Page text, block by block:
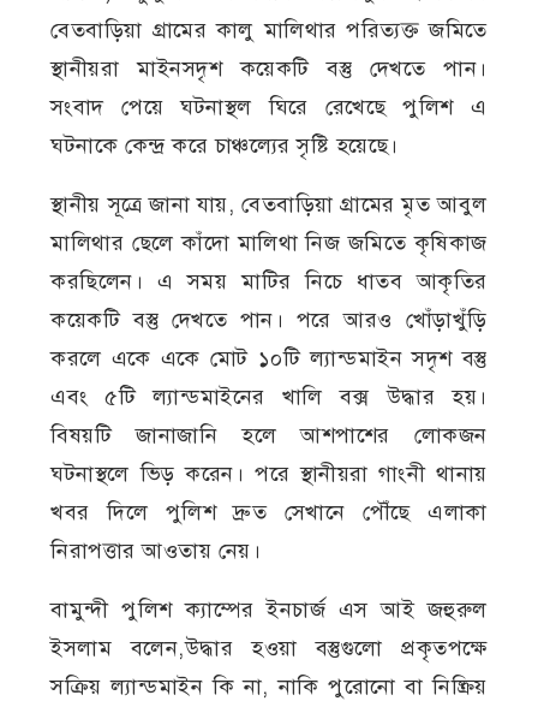
বেতবাড়িয়া গ্রামের কালু মালিথার পরিত্যক্ত জমিতে
স্থানীয়রা মাইনসদৃশ কয়েকটি বস্তু দেখতে পান।
সংবাদ পেয়ে ঘটনাস্থল ঘিরে রেখেছে পুলিশ এ
ঘটনাকে কেন্দ্র করে চাঞ্চল্যের সৃষ্টি হয়েছে।
স্থানীয় সূত্রে জানা যায়, বেতবাড়িয়া গ্রামের মৃত আবুল
মালিথার ছেলে কাঁদো মালিথা নিজ জমিতে কৃষিকাজ
করছিলেন। এ সময় মাটির নিচে ধাতব আকৃতির
কয়েকটি বস্তু দেখতে পান। পরে আরও খোঁড়াখুঁড়ি
করলে একে একে মোট ১০টি ল্যান্ডমাইন সদৃশ বস্তু
এবং ৫টি ল্যান্ডমাইনের খালি বক্স উদ্ধার হয়।
বিষয়টি জানাজানি হলে আশপাশের লোকজন
ঘটনাস্থলে ভিড় করেন। পরে স্থানীয়রা গাংনী থানায়
খবর দিলে পুলিশ দ্রুত সেখানে পৌঁছে এলাকা
নিরাপত্তার আওতায় নেয়।
বামুন্দী পুলিশ ক্যাম্পের ইনচার্জ এস আই জহুরুল
ইসলাম বলেন,উদ্ধার হওয়া বস্তুগুলো প্রকৃতপক্ষে
সক্রিয় ল্যান্ডমাইন কি না, নাকি পুরোনো বা নিষ্ক্রিয়